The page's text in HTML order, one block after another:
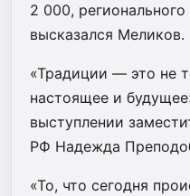
2 000,
высказался Меликов.
«Традиции — это не
настоящее и
выступлении
РФ Надежда
«То, что сегодня